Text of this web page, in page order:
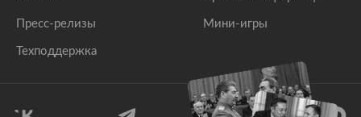
Пресс-релизы
Техподдержка
Мини-игры